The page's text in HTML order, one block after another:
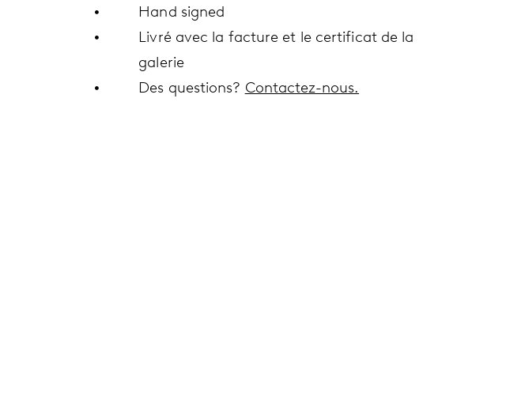
Hand signed
Livré avec la facture et le certificat de la
galerie
Des questions? Contactez-nous.